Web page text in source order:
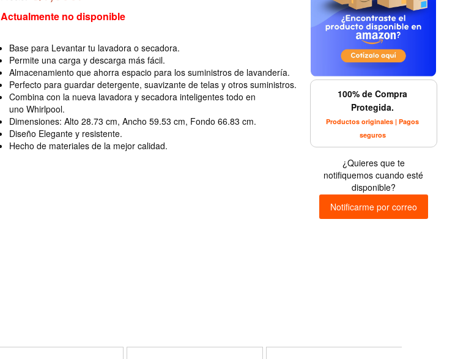
Actualmente no disponible
Base para Levantar tu lavadora o secadora.
Permite una carga y descarga más fácil.
Almacenamiento que ahorra espacio para los suministros de lavandería.
Perfecto para guardar detergente, suavizante de telas y otros suministros.
Combina con la nueva lavadora y secadora inteligentes todo en
uno Whirlpool.
Dimensiones: Alto 28.73 cm, Ancho 59.53 cm, Fondo 66.83 cm.
Diseño Elegante y resistente.
Hecho de materiales de la mejor calidad.
100% de Compra
Protegida.
Productos originales | Pagos
seguros
¿Quieres que te
notifiquemos cuando esté
disponible?
Notificarme por correo